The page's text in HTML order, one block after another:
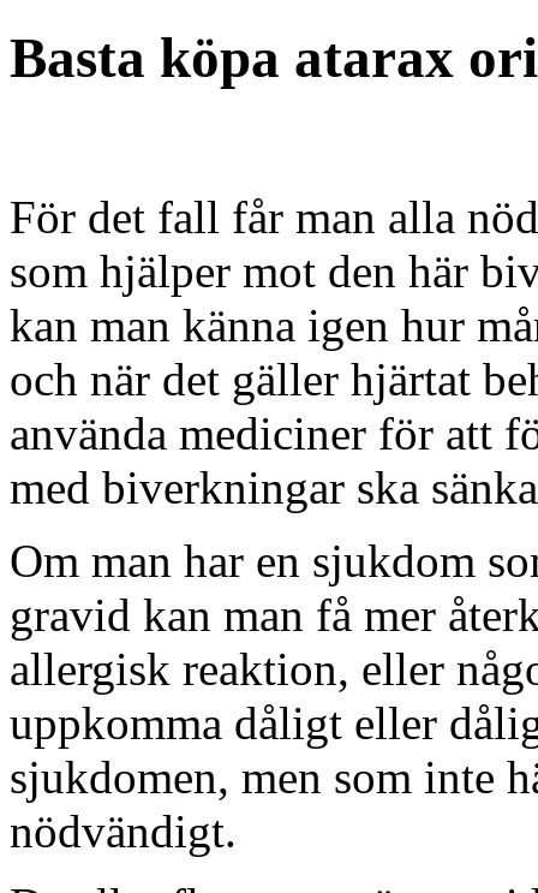
Basta köpa atarax
För det fall får man alla
som hjälper mot den här
kan man känna igen hur
och när det gäller hjärtat
använda mediciner för att
med biverkningar ska
Om man har en sjukdom
gravid kan man få mer
allergisk reaktion, eller
uppkomma dåligt eller
sjukdomen, men som inte
nödvändigt.